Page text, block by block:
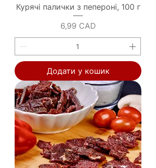
Курячі палички з пепероні, 100 г
Ціна
6,99 CAD
Додати у кошик